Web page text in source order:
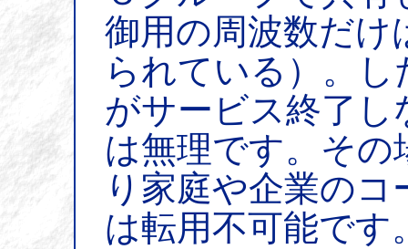
御用の周波数だけ
られている）。
がサービス終了し
は無理です。その
り家庭や企業の
は転用不可能です